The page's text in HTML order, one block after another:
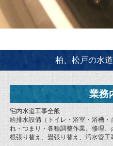
柏、松戸の水
業務
宅内水道工事全般
給排水設備（トイレ・浴室・浴槽
れ・つまり・各種調整作業、修理
根張り替え、畳張り替え、汚水管工